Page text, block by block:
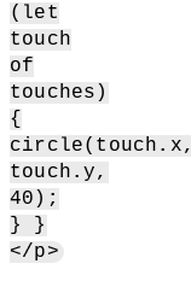
(let
touch
of
touches)
{
circle(touch.x,
touch.y,
40);
} }
</p>